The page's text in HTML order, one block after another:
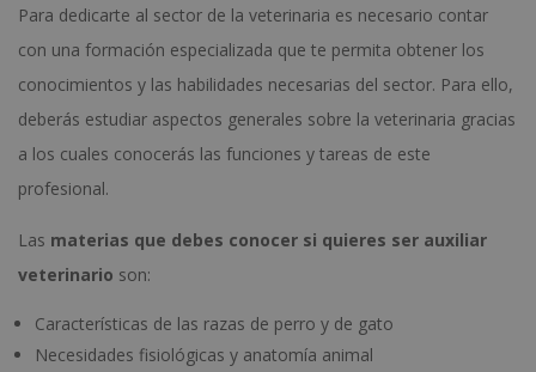
Para dedicarte al sector de la veterinaria es necesario contar
con una formación especializada que te permita obtener los
conocimientos y las habilidades necesarias del sector. Para ello,
deberás estudiar aspectos generales sobre la veterinaria gracias
a los cuales conocerás las funciones y tareas de este
profesional.
Las materias que debes conocer si quieres ser auxiliar
veterinario son:
Características de las razas de perro y de gato
Necesidades fisiológicas y anatomía animal